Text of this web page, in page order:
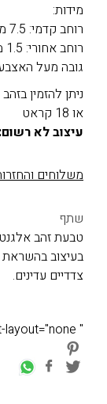
מידות:
רוחב קדמי: 7.5 מ"מ
רוחב אחורי: 1.5 מ"מ
גובה מעל האצבע: 7
או 18 קראט
עיצוב לא רשום: 06.01.2026
משלוחים
שתף
טבעת זהב
בעיצוב בהשראת
צדדיים עדינים.
" class="pin-it-button" count-layout="none">